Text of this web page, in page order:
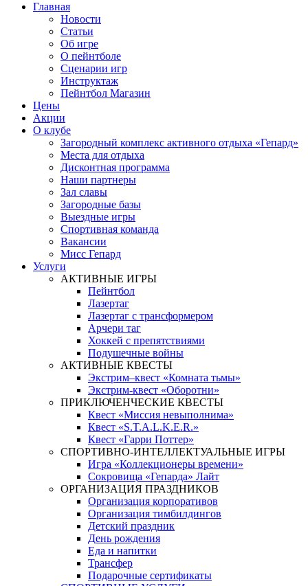
Главная
Новости
Статьи
Об игре
О пейнтболе
Сценарии игр
Инструктаж
Пейнтбол Магазин
Цены
Акции
О клубе
Загородный комплекс активного отдыха «Гепард»
Места для отдыха
Дисконтная программа
Наши партнеры
Зал славы
Загородные базы
Выездные игры
Спортивная команда
Вакансии
Мисс Гепард
Услуги
АКТИВНЫЕ ИГРЫ
Пейнтбол
Лазертаг
Лазертаг с трансформером
Арчери таг
Хоккей с препятствиями
Подушечные войны
АКТИВНЫЕ КВЕСТЫ
Экстрим–квест «Комната тьмы»
Экстрим-квест «Оборотни»
ПРИКЛЮЧЕНЧЕСКИЕ КВЕСТЫ
Квест «Миссия невыполнима»
Квест «S.T.A.L.K.E.R.»
Квест «Гарри Поттер»
СПОРТИВНО-ИНТЕЛЛЕКТУАЛЬНЫЕ ИГРЫ
Игра «Коллекционеры времени»
Сокровища «Гепарда» Лайт
ОРГАНИЗАЦИЯ ПРАЗДНИКОВ
Организация корпоративов
Организация тимбилдингов
Детский праздник
День рождения
Еда и напитки
Трансфер
Подарочные сертификаты